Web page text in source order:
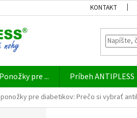
KONTAKT
Ponožky pre ... Príbeh ANTIPLESS
pre diabetikov: Prečo si vybrať